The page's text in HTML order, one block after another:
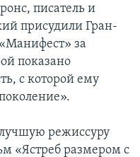
писатель и
присудили Гран-
за
показано
с которой ему
режиссуру
«Ястреб размером с